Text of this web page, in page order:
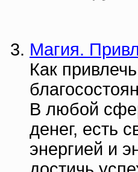
Магия.
Как
В любой
денег, есть
энергией и